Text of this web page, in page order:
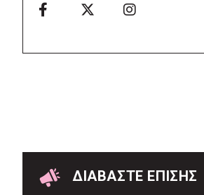
ξεραμένα δέντρα στην οδό
Συμβάσεις 645.000 ευρώ για τη
φροντίδα των αδέσποτων
ζώων
ΔΙΑΒΑΣΤΕ ΕΠΙΣΗΣ